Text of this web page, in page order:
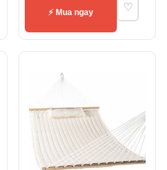
⚡ Mua ngay ♡